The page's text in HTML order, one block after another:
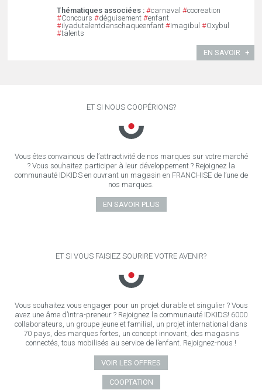
Thématiques associées : #carnaval #cocreation
#Concours #déguisement #enfant
#ilyadutalentdanschaqueenfant #Imagibul #Oxybul
#talents
EN SAVOIR
ET SI NOUS COOPÉRIONS?
Vous êtes convaincus de l’attractivité de nos marques sur votre marché
? Vous souhaitez participer à leur développement ? Rejoignez la
communauté IDKIDS en ouvrant un magasin en FRANCHISE de l’une de
nos marques.
EN SAVOIR PLUS
ET SI VOUS FAISIEZ SOURIRE VOTRE AVENIR?
Vous souhaitez vous engager pour un projet durable et singulier ? Vous
avez une âme d’intra-preneur ? Rejoignez la communauté IDKIDS! 6000
collaborateurs, un groupe jeune et familial, un projet international dans
70 pays, des marques fortes, un concept innovant, des magasins
connectés, tous mobilisés au service de l’enfant. Rejoignez-nous !
VOIR LES OFFRES
COOPTATION